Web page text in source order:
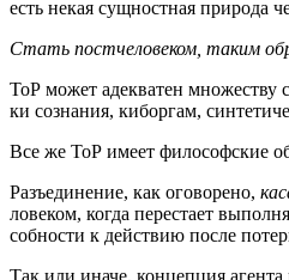
есть некая сущ­ност­ная при­ро­да
Стать пост­че­ло­ве­ком, таким
ТоР может адек­ва­тен мно­же­ству
ки созна­ния, кибор­гам,
Все же ТоР име­ет фило­соф­ские
Разъ­еди­не­ние, как ого­во­ре­но,
ло­ве­ком, когда пере­ста­ет
соб­но­сти к дей­ствию после
Так или ина­че, кон­цеп­ция